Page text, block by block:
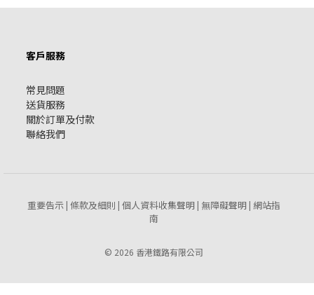
客戶服務
常見問題
送貨服務
關於訂單及付款
聯絡我們
重要告示| 條款及細則 | 個人資料收集聲明| 無障礙聲明| 網站指
南
© 2026 香港鐵路有限公司